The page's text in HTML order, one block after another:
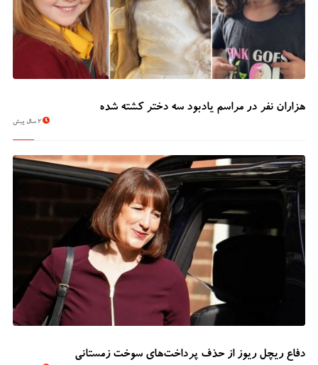
هزاران نفر در مراسم یادبود سه دختر کشته شده
2 سال پیش
دفاع ریچل ریوز از حذف پرداخت‌های سوخت زمستانی